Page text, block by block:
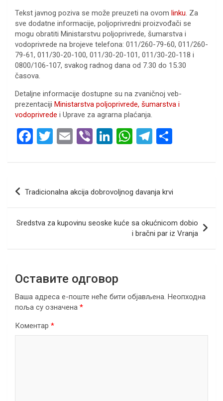
Tekst javnog poziva se može preuzeti na ovom linku. Za
sve dodatne informacije, poljoprivredni proizvođači se
mogu obratiti Ministarstvu poljoprivrede, šumarstva i
vodoprivrede na brojeve telefona: 011/260-79-60, 011/260-
79-61, 011/30-20-100, 011/30-20-101, 011/30-20-118 i
0800/106-107, svakog radnog dana od 7.30 do 15.30
časova.
Detaljne informacije dostupne su na zvaničnoj veb-
prezentaciji Ministarstva poljoprivrede, šumarstva i
vodoprivrede i Uprave za agrarna plaćanja.
F
ce
b
o
o
k
T
tt
er
E
ail
Vi
er
Li
ke
dI
n
W
at
s
A
p
T
e
gr
a
m
ar
e
Кретање
Tradicionalna akcija dobrovoljnog davanja krvi
Sredstva za kupovinu seoske kuće sa okućnicom dobio
i bračni par iz Vranja
Оставите одговор
Ваша адреса е-поште неће бити објављена. Неопходна
поља су означена *
Коментар *